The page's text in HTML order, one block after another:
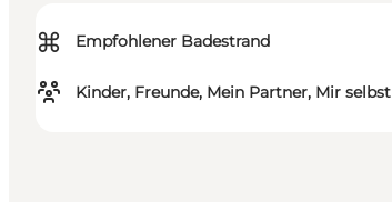
⌘ Empfohlener Badestrand
Kinder, Freunde, Mein Partner, Mir selbst